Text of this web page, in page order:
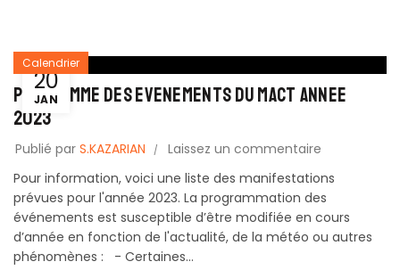
20
JAN
Calendrier
PROGRAMME DES EVENEMENTS DU MACT ANNEE
2023
Publié par S.KAZARIAN
Laissez un commentaire
Pour information, voici une liste des manifestations
prévues pour l'année 2023. La programmation des
événements est susceptible d’être modifiée en cours
d’année en fonction de l'actualité, de la météo ou autres
phénomènes : - Certaines...